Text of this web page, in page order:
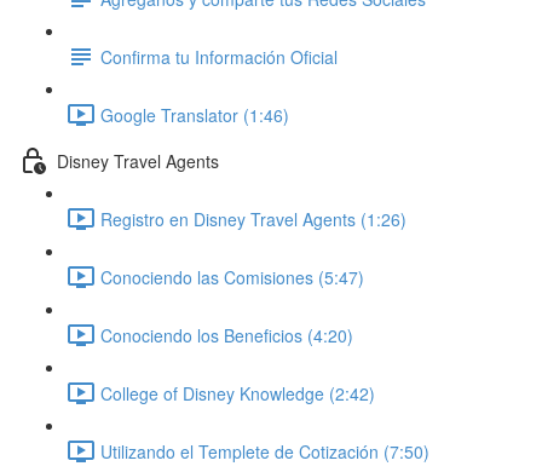
Confirma tu Información Oficial
Google Translator (1:46)
Disney Travel Agents
Registro en Disney Travel Agents (1:26)
Conociendo las Comisiones (5:47)
Conociendo los Beneficios (4:20)
College of Disney Knowledge (2:42)
Utilizando el Templete de Cotización (7:50)